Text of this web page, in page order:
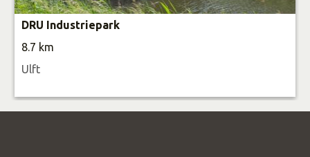
DRU Industriepark
8.7 km
Ulft